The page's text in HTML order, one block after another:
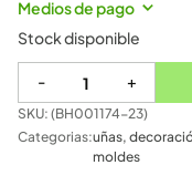
Medios de pago
Stock disponible
- +
SKU: (BH001174-23)
Categorias:uñas,
moldes